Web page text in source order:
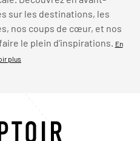
sur les destinations, les
nos coups de cœur, et nos
le plein d’inspirations. En
plus